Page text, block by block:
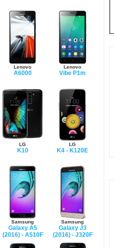
Lenovo
A6000
Lenovo
Vibe P1m
LG
K10
LG
K4 - K120E
Samsung
Galaxy A5
(2016) - A510F
Samsung
Galaxy J3
(2016) - J320F